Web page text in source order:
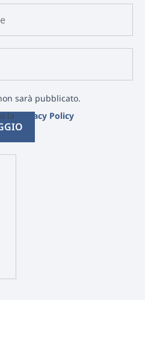
sarà pubblicato.
laPrivacy Policy